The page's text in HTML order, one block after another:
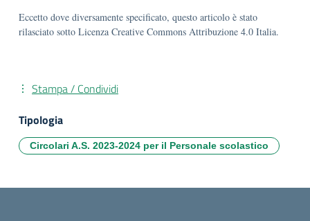
Eccetto dove diversamente specificato, questo articolo è stato
rilasciato sotto Licenza Creative Commons Attribuzione 4.0 Italia.
Stampa / Condividi
Tipologia
Circolari A.S. 2023-2024 per il Personale scolastico